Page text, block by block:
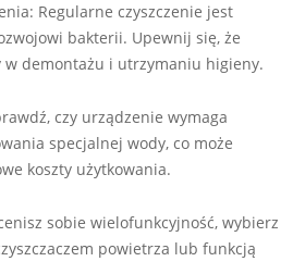
Regularne czyszczenie jest
bakterii. Upewnij się, że
w demontażu i utrzymaniu higieny.
czy urządzenie wymaga
specjalnej wody, co może
koszty użytkowania.
sobie wielofunkcyjność, wybierz
powietrza lub funkcją